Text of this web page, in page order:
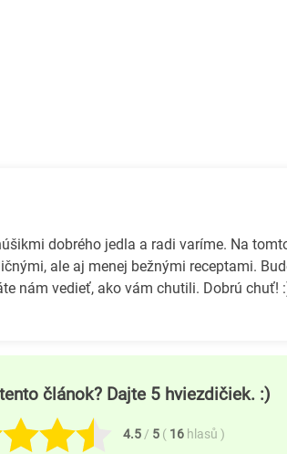
dobrého jedla a radi varíme. Na
ale aj menej bežnými receptami.
nám vedieť, ako vám chutili. Dobrú chuť!
článok? Dajte 5 hviezdičiek. :)
4.5 / 5 ( 16 hlasů )